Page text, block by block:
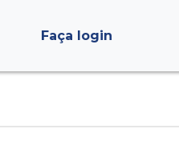
Faça login